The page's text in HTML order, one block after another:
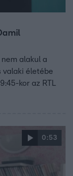
alakul a
valaki életébe
kor az RTL
0:53